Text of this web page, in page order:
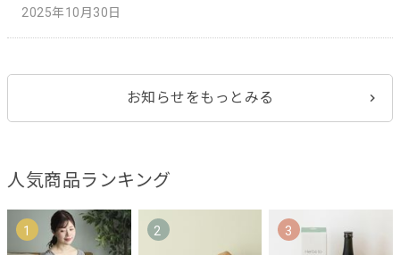
2025年10月30日
お知らせをもっとみる
人気商品ランキング
1 2 3